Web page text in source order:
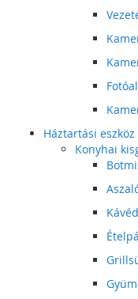
Háztartási eszköz
Konyhai